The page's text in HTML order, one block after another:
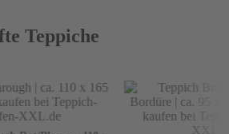
Teppiche